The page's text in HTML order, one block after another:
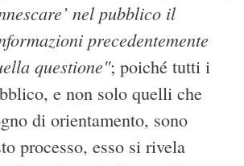
nel pubblico il
precedentemente
questione"; poiché tutti i
e non solo quelli che
di orientamento, sono
processo, esso si rivela